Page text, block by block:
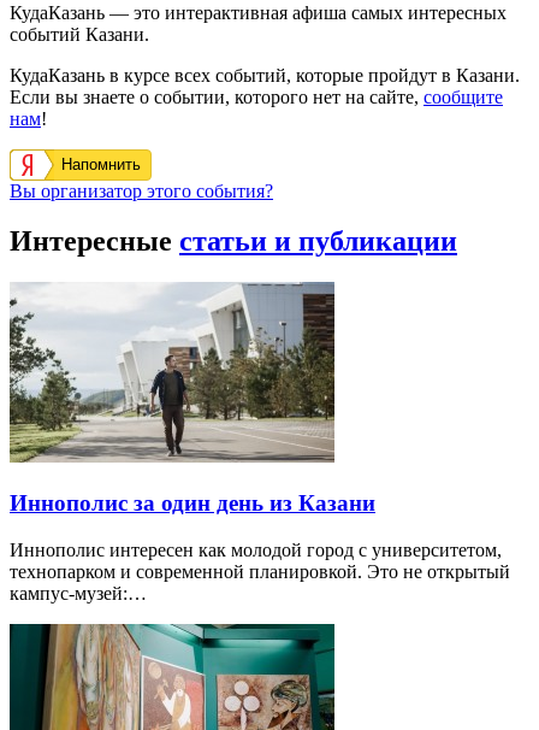
КудаКазань — это интерактивная афиша самых интересных
событий Казани.
КудаКазань в курсе всех событий, которые пройдут в Казани.
Если вы знаете о событии, которого нет на сайте, сообщите
нам!
Напомнить
Вы организатор этого события?
Интересные статьи и публикации
Иннополис за один день из Казани
Иннополис интересен как молодой город с университетом,
технопарком и современной планировкой. Это не открытый
кампус-музей:…